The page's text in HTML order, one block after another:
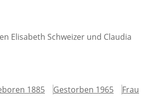
Elisabeth Schweizer und Claudia
1885 Gestorben 1965 Frau